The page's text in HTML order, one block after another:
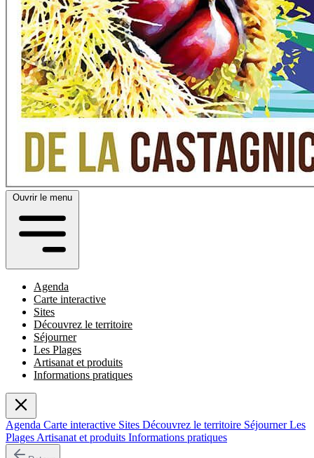
Ouvrir le menu
Agenda
Carte interactive
Sites
Découvrez le territoire
Séjourner
Les Plages
Artisanat et produits
Informations pratiques
Agenda Carte interactive Sites Découvrez le territoire SéjournerLes
Plages Artisanat et produits Informations pratiques